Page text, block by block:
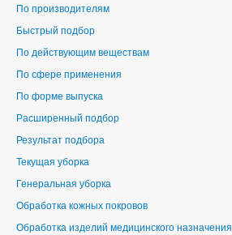
По производителям
Быстрый подбор
По действующим веществам
По сфере применения
По форме выпуска
Расширенный подбор
Результат подбора
Текущая уборка
Генеральная уборка
Обработка кожных покровов
Обработка изделий медицинского назначения